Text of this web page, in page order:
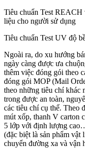
Tiêu chuẩn Test REACH
liệu cho người sử dụng
Tiêu chuẩn Test UV độ
Ngoài ra, do xu hướng
ngày càng được ưa
thêm việc đóng gói theo
đóng gói MOP (Mail
theo những tiêu chí khác
trong được an toàn,
các tiêu chí cụ thể. Theo
mút xốp, thanh V carton
5 lớp với định lượng
(đặc biệt là sản phẩm
chuyển đường xa và vận